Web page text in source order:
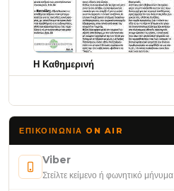
Η Καθημερινή
ΕΠΙΚΟΙΝΩΝΊΑ ON AIR
Viber
Στείλτε κείμενο ή φωνητικό μήνυμα